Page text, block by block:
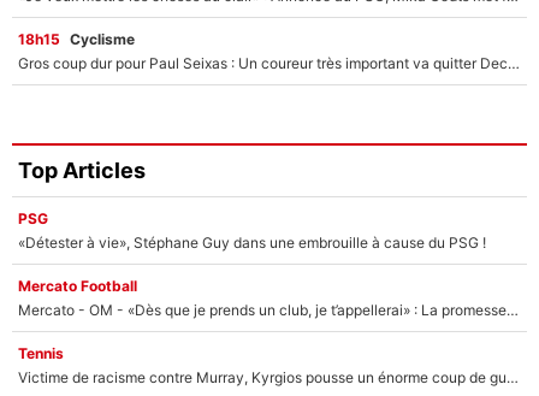
18h15 Cyclisme
Gros coup dur pour Paul Seixas : Un coureur très important va quitter Decathlon-CMA CGM
Top Articles
PSG
«Détester à vie», Stéphane Guy dans une embrouille à cause du PSG !
Mercato Football
Mercato - OM - «Dès que je prends un club, je t’appellerai» : La promesse de Marcelino au moment de claquer la porte
Tennis
Victime de racisme contre Murray, Kyrgios pousse un énorme coup de gueule !